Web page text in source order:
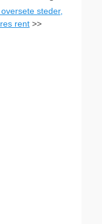
steder,
rent >>